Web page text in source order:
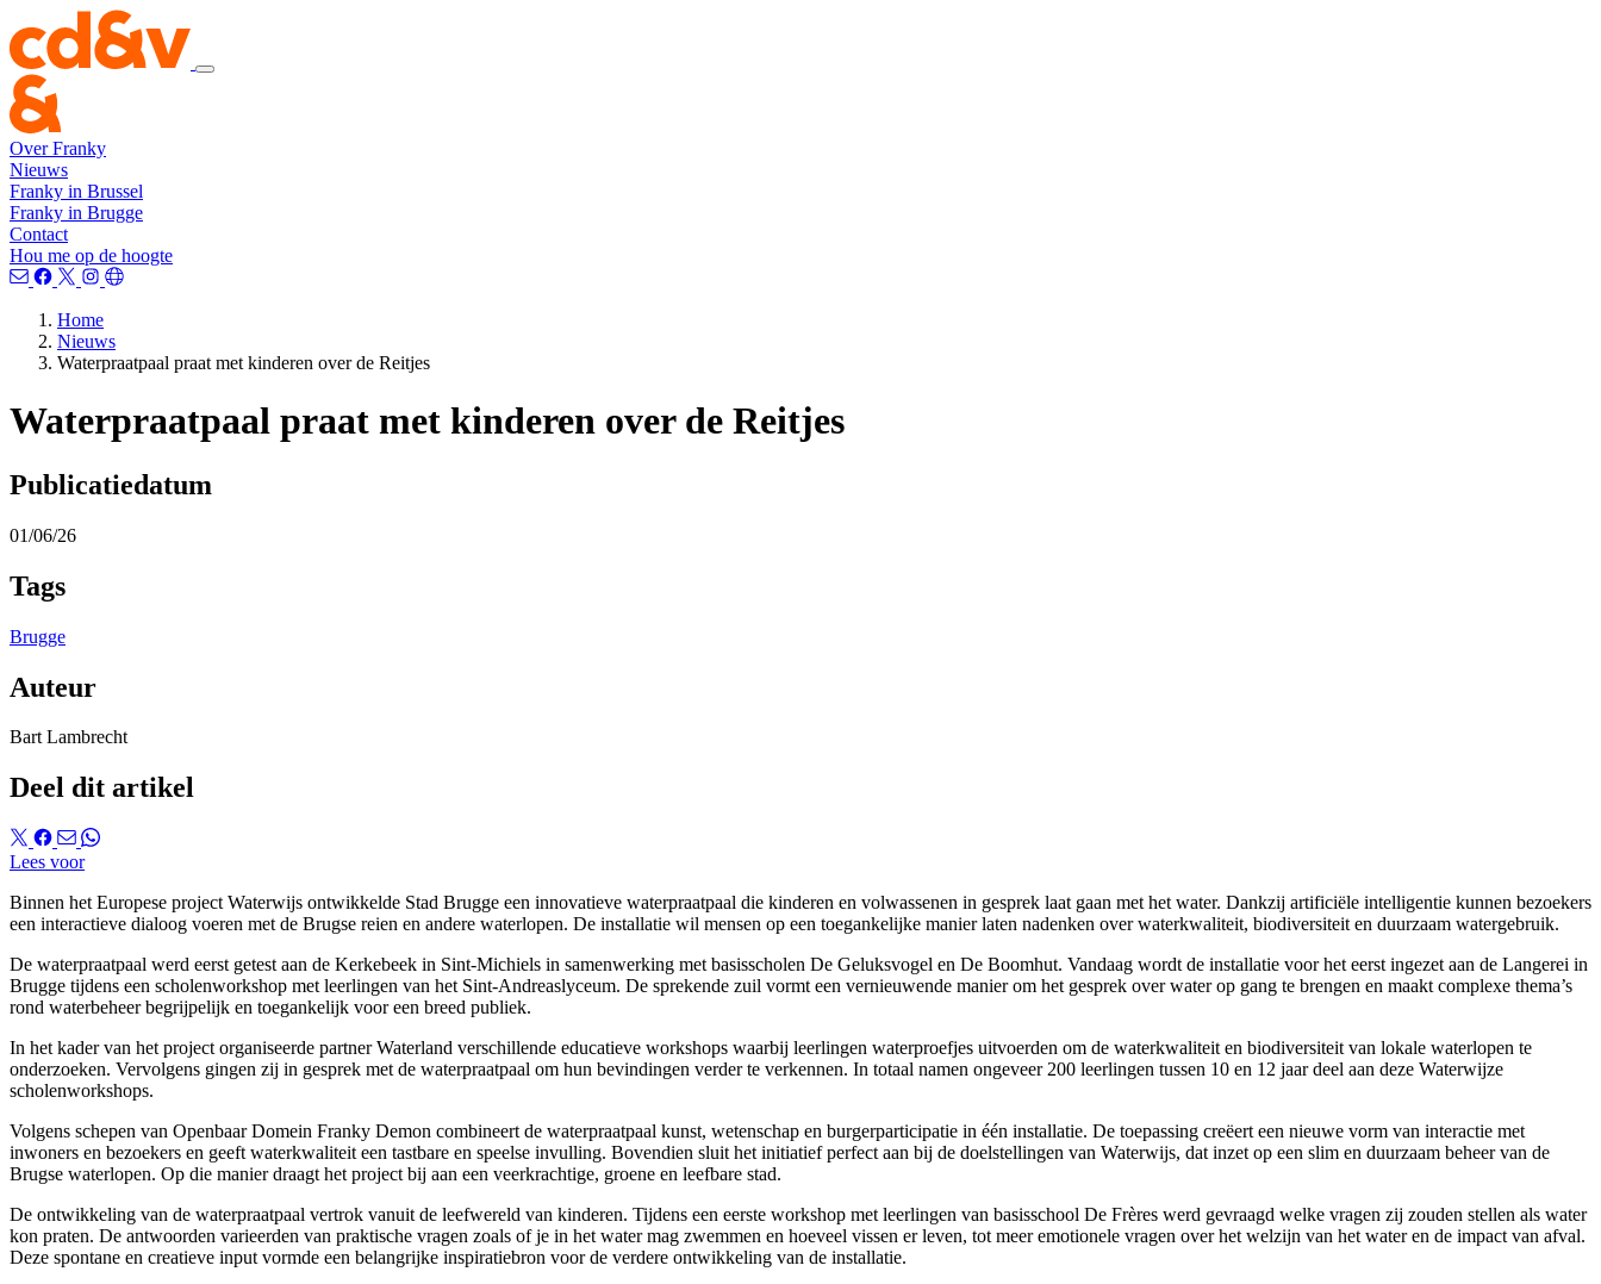
Over Franky
Nieuws
Franky in Brussel
Franky in Brugge
Contact
Hou me op de hoogte
Home
Nieuws
Waterpraatpaal praat met kinderen over de Reitjes
Waterpraatpaal praat met kinderen over de Reitjes
Publicatiedatum
01/06/26
Tags
Brugge
Auteur
Bart Lambrecht
Deel dit artikel
Lees voor
Binnen het Europese project Waterwijs ontwikkelde Stad Brugge een innovatieve waterpraatpaal die kinderen en volwassenen in gesprek laat gaan met het water. Dankzij artificiële intelligentie kunnen bezoekers
een interactieve dialoog voeren met de Brugse reien en andere waterlopen. De installatie wil mensen op een toegankelijke manier laten nadenken over waterkwaliteit, biodiversiteit en duurzaam watergebruik.
De waterpraatpaal werd eerst getest aan de Kerkebeek in Sint-Michiels in samenwerking met basisscholen De Geluksvogel en De Boomhut. Vandaag wordt de installatie voor het eerst ingezet aan de Langerei in
Brugge tijdens een scholenworkshop met leerlingen van het Sint-Andreaslyceum. De sprekende zuil vormt een vernieuwende manier om het gesprek over water op gang te brengen en maakt complexe thema’s
rond waterbeheer begrijpelijk en toegankelijk voor een breed publiek.
In het kader van het project organiseerde partner Waterland verschillende educatieve workshops waarbij leerlingen waterproefjes uitvoerden om de waterkwaliteit en biodiversiteit van lokale waterlopen te
onderzoeken. Vervolgens gingen zij in gesprek met de waterpraatpaal om hun bevindingen verder te verkennen. In totaal namen ongeveer 200 leerlingen tussen 10 en 12 jaar deel aan deze Waterwijze
scholenworkshops.
Volgens schepen van Openbaar Domein Franky Demon combineert de waterpraatpaal kunst, wetenschap en burgerparticipatie in één installatie. De toepassing creëert een nieuwe vorm van interactie met
inwoners en bezoekers en geeft waterkwaliteit een tastbare en speelse invulling. Bovendien sluit het initiatief perfect aan bij de doelstellingen van Waterwijs, dat inzet op een slim en duurzaam beheer van de
Brugse waterlopen. Op die manier draagt het project bij aan een veerkrachtige, groene en leefbare stad.
De ontwikkeling van de waterpraatpaal vertrok vanuit de leefwereld van kinderen. Tijdens een eerste workshop met leerlingen van basisschool De Frères werd gevraagd welke vragen zij zouden stellen als water
kon praten. De antwoorden varieerden van praktische vragen zoals of je in het water mag zwemmen en hoeveel vissen er leven, tot meer emotionele vragen over het welzijn van het water en de impact van afval.
Deze spontane en creatieve input vormde een belangrijke inspiratiebron voor de verdere ontwikkeling van de installatie.